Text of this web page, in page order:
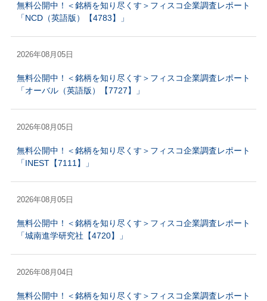
無料公開中！＜銘柄を知り尽くす＞フィスコ企業調査レポート
「NCD（英語版）【4783】」
2026年08月05日
無料公開中！＜銘柄を知り尽くす＞フィスコ企業調査レポート
「オーバル（英語版）【7727】」
2026年08月05日
無料公開中！＜銘柄を知り尽くす＞フィスコ企業調査レポート
「INEST【7111】」
2026年08月05日
無料公開中！＜銘柄を知り尽くす＞フィスコ企業調査レポート
「城南進学研究社【4720】」
2026年08月04日
無料公開中！＜銘柄を知り尽くす＞フィスコ企業調査レポート